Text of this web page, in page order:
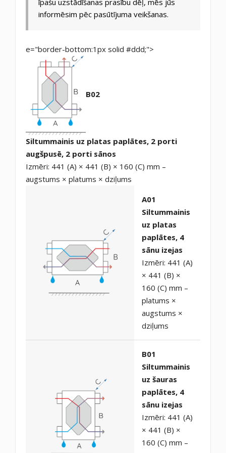
informēsim pēc pasūtījuma veikšanas.
e="border-bottom:1px solid #ddd;">
B02
Siltummainis uz platas paplātes, 2 porti
augšpusē, 2 porti sānos
Izmēri: 441 (A) × 441 (B) × 160 (C) mm –
augstums × platums × dziļums
A01
Siltummainis
uz platas
paplātes, 4
sānu izejas
Izmēri: 441 (A)
× 441 (B) ×
160 (C) mm –
platums ×
augstums ×
dziļums
B01
Siltummainis
uz šauras
paplātes, 4
sānu izejas
Izmēri: 441 (A)
× 441 (B) ×
160 (C) mm –